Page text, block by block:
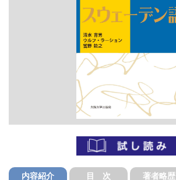
内容紹介 目 次 著者略歴